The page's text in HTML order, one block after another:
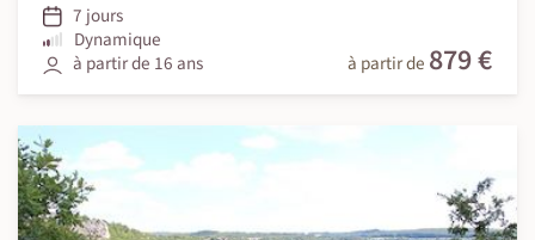
7 jours
Dynamique
à partir de 16 ans
à partir de 879 €